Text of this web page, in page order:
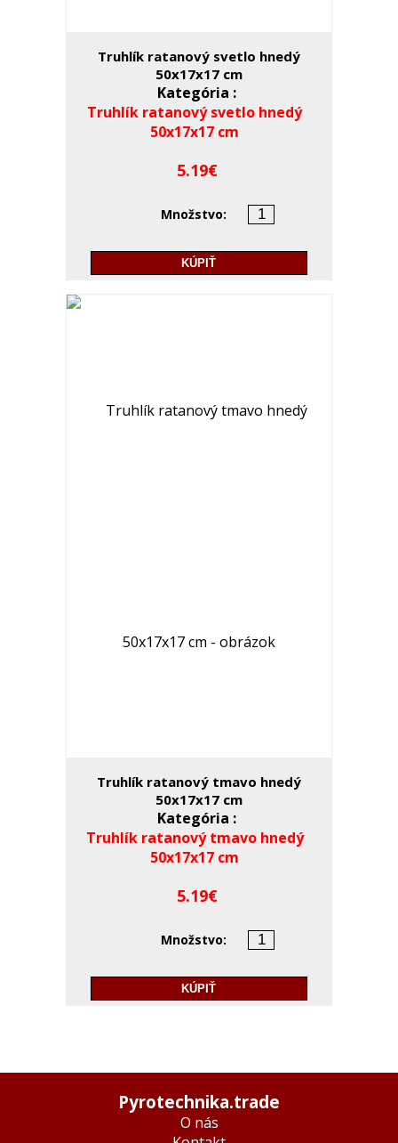
Truhlík ratanový svetlo hnedý
50x17x17 cm
Kategória :
Truhlík ratanový svetlo hnedý
50x17x17 cm
5.19
Množstvo:
KÚPIŤ
Truhlík ratanový tmavo hnedý
50x17x17 cm
Kategória :
Truhlík ratanový tmavo hnedý
50x17x17 cm
5.19
Množstvo:
KÚPIŤ
Pyrotechnika.trade
O nás